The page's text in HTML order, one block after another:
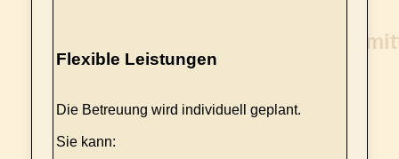
Flexible Leistungen
Die Betreuung wird individuell geplant.
Sie kann: